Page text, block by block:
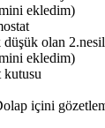
ekledim)
çok düşük
ekledim)
Dolap içini